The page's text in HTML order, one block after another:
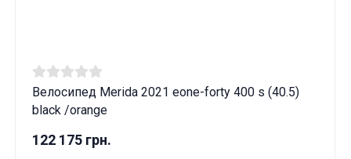
Велосипед Merida 2021 eone-forty 400 s (40.5)
black /orange
122 175 грн.